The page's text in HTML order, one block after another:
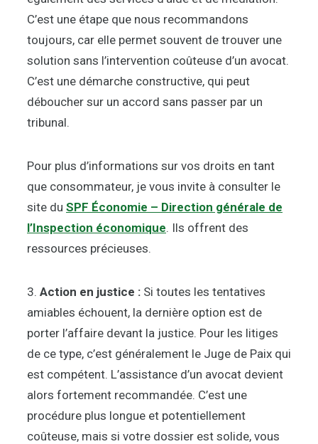
C’est une étape que nous recommandons
toujours, car elle permet souvent de trouver une
solution sans l’intervention coûteuse d’un avocat.
C’est une démarche constructive, qui peut
déboucher sur un accord sans passer par un
tribunal.
Pour plus d’informations sur vos droits en tant
que consommateur, je vous invite à consulter le
site du SPF Économie – Direction générale de
l’Inspection économique. Ils offrent des
ressources précieuses.
3. Action en justice : Si toutes les tentatives
amiables échouent, la dernière option est de
porter l’affaire devant la justice. Pour les litiges
de ce type, c’est généralement le Juge de Paix qui
est compétent. L’assistance d’un avocat devient
alors fortement recommandée. C’est une
procédure plus longue et potentiellement
coûteuse, mais si votre dossier est solide, vous